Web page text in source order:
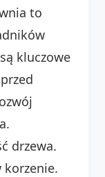
to
kluczowe
drzewa.
korzenie.